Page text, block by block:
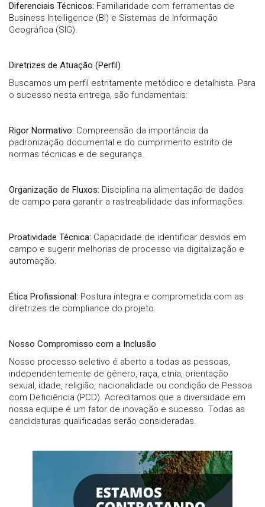
Diferenciais Técnicos: Familiaridade com ferramentas de
Business Intelligence (BI) e Sistemas de Informação
Geográfica (SIG).
Diretrizes de Atuação (Perfil)
Buscamos um perfil estritamente metódico e detalhista. Para
o sucesso nesta entrega, são fundamentais:
Rigor Normativo: Compreensão da importância da
padronização documental e do cumprimento estrito de
normas técnicas e de segurança.
Organização de Fluxos: Disciplina na alimentação de dados
de campo para garantir a rastreabilidade das informações.
Proatividade Técnica: Capacidade de identificar desvios em
campo e sugerir melhorias de processo via digitalização e
automação.
Ética Profissional: Postura íntegra e comprometida com as
diretrizes de compliance do projeto.
Nosso Compromisso com a Inclusão
Nosso processo seletivo é aberto a todas as pessoas,
independentemente de gênero, raça, etnia, orientação
sexual, idade, religião, nacionalidade ou condição de Pessoa
com Deficiência (PCD). Acreditamos que a diversidade em
nossa equipe é um fator de inovação e sucesso. Todas as
candidaturas qualificadas serão consideradas.